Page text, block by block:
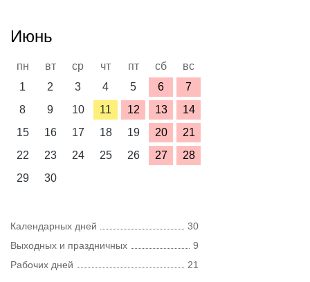
Июнь
пн вт ср чт пт сб
вс
1
2 3 4 5 6
7
8
9 10 11 12 13
14
15
16 17 18 19 20
21
22
23 24 25 26 27
28
29
30
Календарных дней
30
Выходных и праздничных
9
Рабочих дней
21